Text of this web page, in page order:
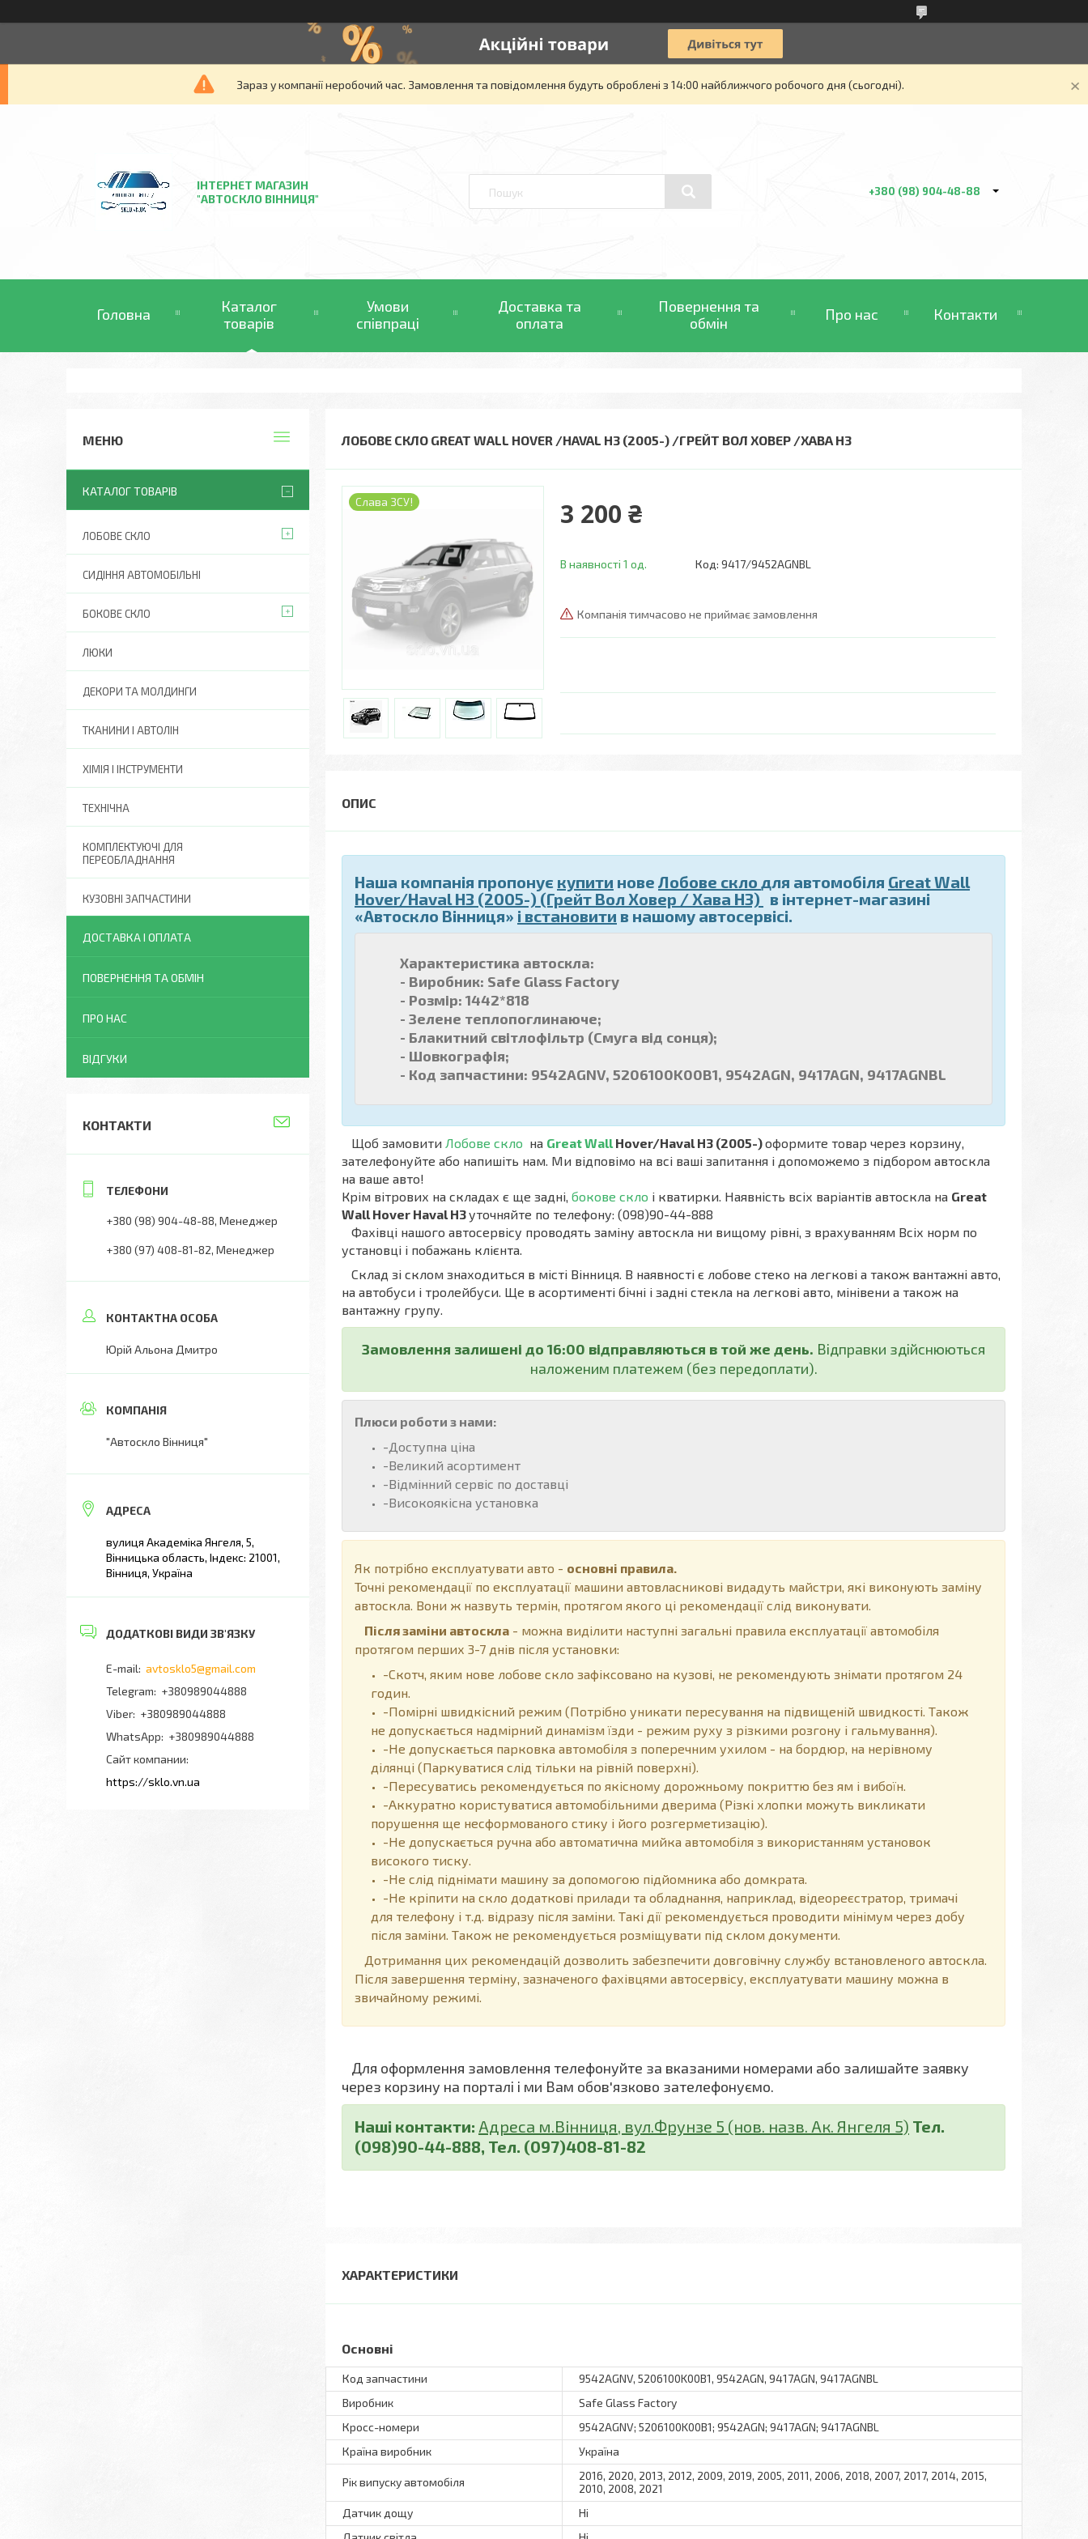
Зараз у компанії неробочий час. Замовлення та повідомлення будуть оброблені з 14:00 найближчого робочого дня (сьогодні).
ІНТЕРНЕТ МАГАЗИН
"АВТОСКЛО ВІННИЦЯ"
+380 (98) 904-48-88
Головна
Каталог
товарів
Умови
співпраці
Доставка та
оплата
Повернення та
обмін
Про нас Контакти
ЛОБОВЕ СКЛО GREAT WALL HOVER /HAVAL H3 (2005-) /ГРЕЙТ ВОЛ ХОВЕР /ХАВА Н3
Слава ЗСУ! 3 200 ₴
В наявності 1 од. Код: 9417/9452AGNBL
Компанія тимчасово не приймає замовлення
Наша компанія пропонує купити нове Лобове скло для автомобіля Great Wall
Hover/Haval H3 (2005-) (Грейт Вол Ховер / Хава Н3) в інтернет-магазині
«Автоскло Вінниця» і встановити в нашому автосервісі.
Характеристика автоскла:
- Виробник: Safe Glass Factory
- Розмір: 1442*818
- Зелене теплопоглинаюче;
- Блакитний світлофільтр (Смуга від сонця);
- Шовкографія;
- Код запчастини: 9542AGNV, 5206100K00B1, 9542AGN, 9417AGN, 9417AGNBL
Щоб замовити Лобове скло на Great Wall Hover/Haval H3 (2005-)оформите товар через корзину,
зателефонуйте або напишіть нам. Ми відповімо на всі ваші запитання і допоможемо з підбором автоскла
на ваше авто!
Крім вітрових на складах є ще задні, бокове скло і кватирки. Наявність всіх варіантів автоскла на Great
Wall Hover Haval H3уточняйте по телефону: (098)90-44-888
Фахівці нашого автосервісу проводять заміну автоскла ни вищому рівні, з врахуванням Всіх норм по
установці і побажань клієнта.
Склад зі склом знаходиться в місті Вінниця. В наявності є лобове стеко на легкові а також вантажні авто,
на автобуси і тролейбуси. Ще в асортименті бічні і задні стекла на легкові авто, мінівени а також на
вантажну групу.
Замовлення залишені до 16:00 відправляються в той же день. Відправки здійснюються
наложеним платежем (без передоплати).
Плюси роботи з нами:
-Доступна ціна
-Великий асортимент
-Відмінний сервіс по доставці
-Високоякісна установка
Як потрібно експлуатувати авто - основні правила.
Точні рекомендації по експлуатації машини автовласникові видадуть майстри, які виконують заміну
автоскла. Вони ж назвуть термін, протягом якого ці рекомендації слід виконувати.
Після заміни автоскла - можна виділити наступні загальні правила експлуатації автомобіля
протягом перших 3-7 днів після установки:
-Скотч, яким нове лобове скло зафіксовано на кузові, не рекомендують знімати протягом 24
годин.
-Помірні швидкісний режим (Потрібно уникати пересування на підвищеній швидкості. Також
не допускається надмірний динамізм їзди - режим руху з різкими розгону і гальмування).
-Не допускається парковка автомобіля з поперечним ухилом - на бордюр, на нерівному
ділянці (Паркуватися слід тільки на рівній поверхні).
-Пересуватись рекомендується по якісному дорожньому покриттю без ям і вибоїн.
-Аккуратно користуватися автомобільними дверима (Різкі хлопки можуть викликати
порушення ще несформованого стику і його розгерметизацію).
-Не допускається ручна або автоматична мийка автомобіля з використанням установок
високого тиску.
-Не слід піднімати машину за допомогою підйомника або домкрата.
-Не кріпити на скло додаткові прилади та обладнання, наприклад, відеореєстратор, тримачі
для телефону і т.д. відразу після заміни. Такі дії рекомендується проводити мінімум через добу
після заміни. Також не рекомендується розміщувати під склом документи.
Дотримання цих рекомендацій дозволить забезпечити довговічну службу встановленого автоскла.
Після завершення терміну, зазначеного фахівцями автосервісу, експлуатувати машину можна в
звичайному режимі.
Для оформлення замовлення телефонуйте за вказаними номерами або залишайте заявку
через корзину на порталі і ми Вам обов'язково зателефонуємо.
Наші контакти: Адреса м.Вінниця, вул.Фрунзе 5 (нов. назв. Ак. Янгеля 5) Тел.
(098)90-44-888, Тел. (097)408-81-82
ХАРАКТЕРИСТИКИ
Основні
Код запчастини
9542AGNV, 5206100K00B1, 9542AGN, 9417AGN, 9417AGNBL
Виробник
Safe Glass Factory
Кросс-номери
9542AGNV; 5206100K00B1; 9542AGN; 9417AGN; 9417AGNBL
Країна виробник
Україна
Рік випуску автомобіля
2016, 2020, 2013, 2012, 2009, 2019, 2005, 2011, 2006, 2018, 2007, 2017, 2014, 2015,
2010, 2008, 2021
Датчик дощу
Ні
КАТАЛОГ ТОВАРІВ
ЛОБОВЕ СКЛО
СИДІННЯ АВТОМОБІЛЬНІ
БОКОВЕ СКЛО
ЛЮКИ
ДЕКОРИ ТА МОЛДИНГИ
ТКАНИНИ І АВТОЛІН
ХІМІЯ І ІНСТРУМЕНТИ
ТЕХНІЧНА
КОМПЛЕКТУЮЧІ ДЛЯ
ПЕРЕОБЛАДНАННЯ
КУЗОВНІ ЗАПЧАСТИНИ
ДОСТАВКА І ОПЛАТА
ПОВЕРНЕННЯ ТА ОБМІН
ПРО НАС
ВІДГУКИ
КОНТАКТИ
+380 (98) 904-48-88 Менеджер
+380 (97) 408-81-82 Менеджер
Юрій Альона Дмитро
"Автоскло Вінниця"
вулиця Академіка Янгеля, 5,
Вінницька область, Індекс: 21001,
Вінниця, Україна
avtosklo5@gmail.com
+380989044888
+380989044888
+380989044888
Сайт компании
https://sklo.vn.ua